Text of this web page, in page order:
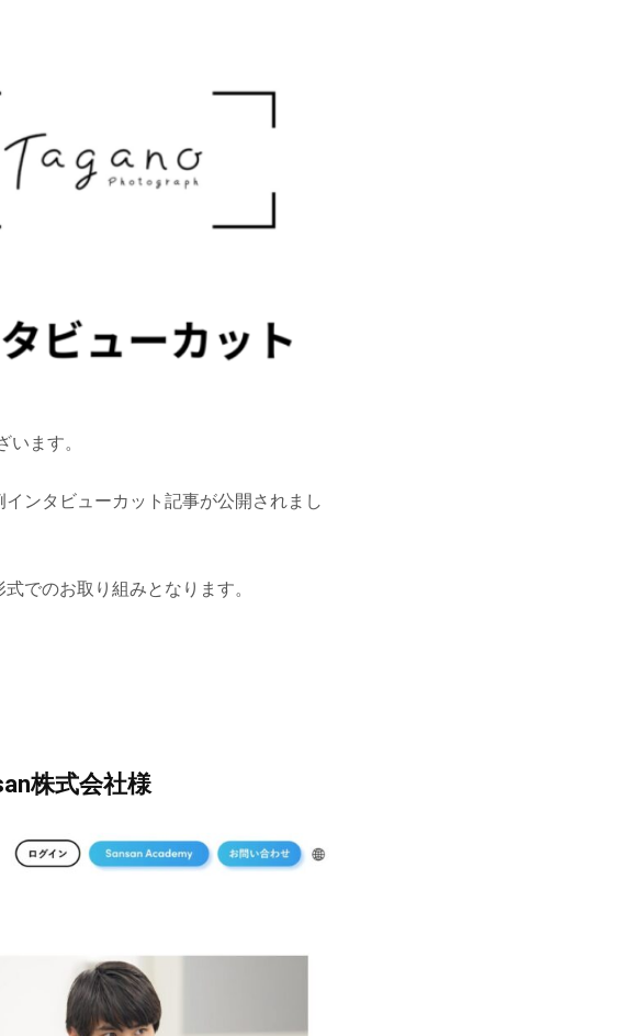
ます。
ンタビューカット記事が公開されまし
でのお取り組みとなります。
株式会社様